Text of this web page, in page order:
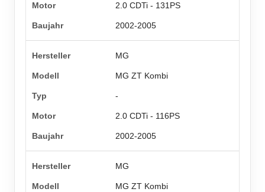
2.0 CDTi - 131PS
2002-2005
MG
MG ZT Kombi
-
2.0 CDTi - 116PS
2002-2005
MG
MG ZT Kombi